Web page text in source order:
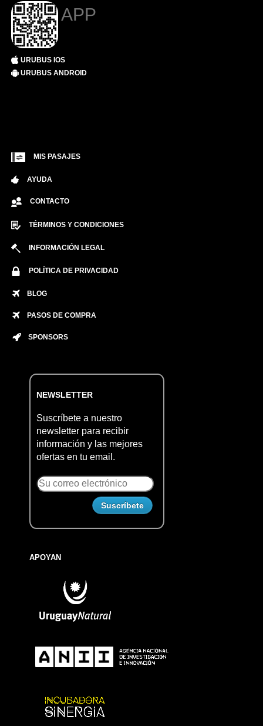
APP
URUBUS IOS
URUBUS ANDROID
MIS PASAJES
AYUDA
CONTACTO
TÉRMINOS Y CONDICIONES
INFORMACIÓN LEGAL
POLÍTICA DE PRIVACIDAD
BLOG
PASOS DE COMPRA
SPONSORS
NEWSLETTER
Suscríbete a nuestro
newsletter para recibir
información y las mejores
ofertas en tu email.
APOYAN